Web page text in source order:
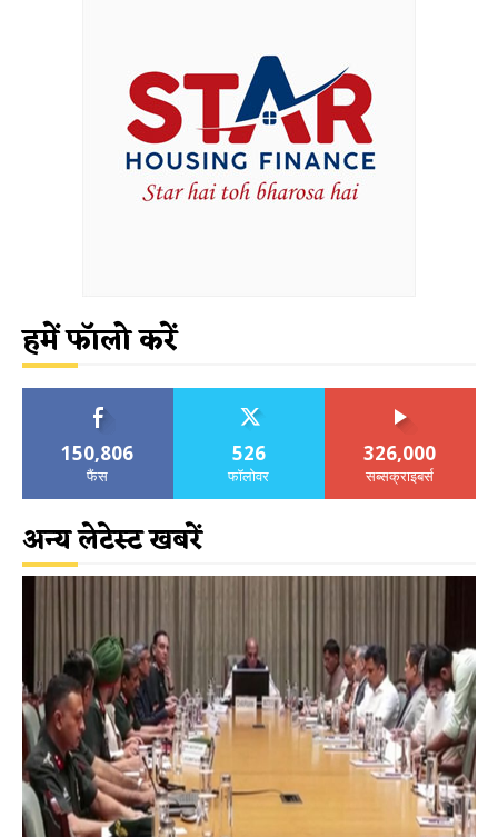
हमें फॉलो करें
150,806
फैंस
526
फॉलोवर
326,000
सब्सक्राइबर्स
अन्य लेटेस्ट खबरें